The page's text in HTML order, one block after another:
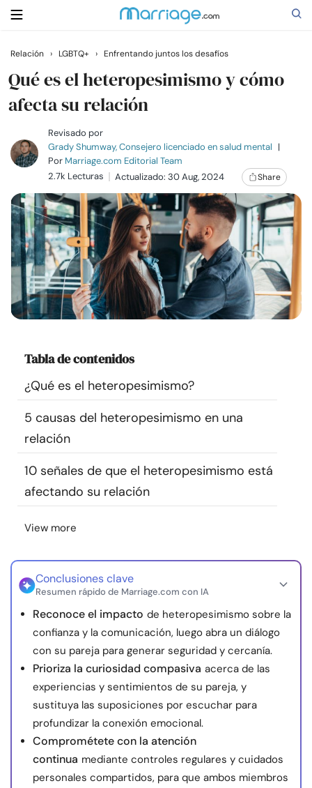
Buscar
Casarse
Relaciones
Familia
Ayuda
Cursos
Comunidad
Encuentra un terapeuta
Idioma
Sobre nosotros Contáctanos Escríbenos
Publicidad con
nosotros
Relación › LGBTQ+ › Enfrentando juntos los desafíos
Qué es el heteropesimismo y cómo
afecta su relación
Revisado por
Grady Shumway, Consejero licenciado en salud mental |
Por Marriage.com Editorial Team
2.7k Lecturas
Actualizado: 30 Aug, 2024 Share
Tabla de contenidos
¿Qué es el heteropesimismo?
5 causas del heteropesimismo en una
relación
10 señales de que el heteropesimismo está
afectando su relación
View more
Conclusiones clave
Resumen rápido de Marriage.com con IA
Reconoce el impacto de heteropesimismo sobre la
confianza y la comunicación, luego abra un diálogo
con su pareja para generar seguridad y cercanía.
Prioriza la curiosidad compasiva acerca de las
experiencias y sentimientos de su pareja, y
sustituya las suposiciones por escuchar para
profundizar la conexión emocional.
Comprométete con la atención
continua mediante controles regulares y cuidados
personales compartidos, para que ambos miembros